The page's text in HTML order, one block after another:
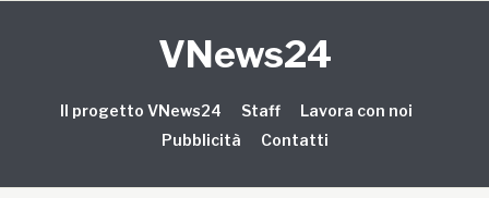
VNews24
Il progetto VNews24 Staff
Lavora con noi
Pubblicità
Contatti